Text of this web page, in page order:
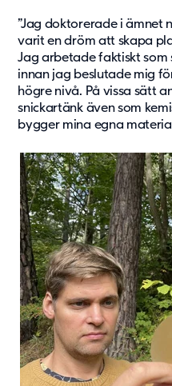
”Jag doktorerade i ämnet
varit en dröm att skapa
Jag arbetade faktiskt som
innan jag beslutade mig
högre nivå. På vissa sätt
snickartänk även som
bygger mina egna